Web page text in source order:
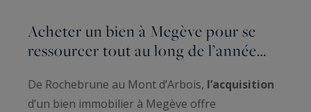
Acheter un bien à Megève pour se
ressourcer tout au long de l’année…
De Rochebrune au Mont d’Arbois, l’acquisition
d’un bien immobilier à Megève offre